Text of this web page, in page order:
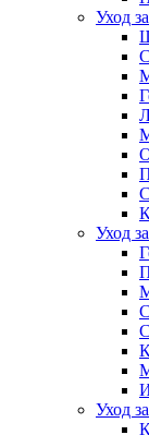
Уход
Уход
Уход